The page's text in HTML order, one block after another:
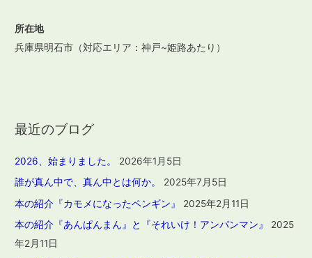
所在地
兵庫県明石市（対応エリア：神戸~姫路あたり）
最近のブログ
2026、始まりました。
2026年1月5日
誰が真ん中で、真ん中とは何か。
2025年7月5日
本の紹介『カモメになったペンギン』
2025年2月11日
本の紹介『あんぱんまん』と『それいけ！アンパンマン』
2025
年2月11日